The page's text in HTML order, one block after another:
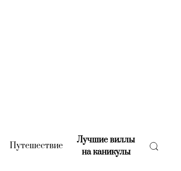
(current)
Путешествие(current)
Лучшие виллы
на каникулы(current)